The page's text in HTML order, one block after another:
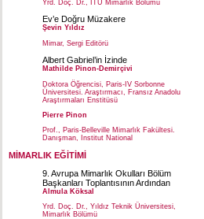
Yrd. Doç. Dr., İTÜ Mimarlık Bölümü
Ev’e Doğru Müzakere
Şevin Yıldız
Mimar, Sergi Editörü
Albert Gabriel’in İzinde
Mathilde Pinon-Demirçivi
Doktora Öğrencisi, Paris-IV Sorbonne
Üniversitesi. Araştırmacı, Fransız Anadolu
Araştırmaları Enstitüsü
Pierre Pinon
Prof., Paris-Belleville Mimarlık Fakültesi.
Danışman, Institut National
MİMARLIK EĞİTİMİ
9. Avrupa Mimarlık Okulları Bölüm
Başkanları Toplantısının Ardından
Almula Köksal
Yrd. Doç. Dr., Yıldız Teknik Üniversitesi,
Mimarlık Bölümü